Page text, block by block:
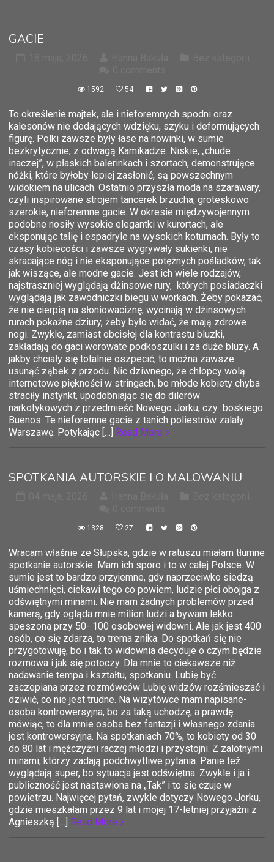
GACIE
1592 54
To określenie majtek, ale i nieforemnych spodni oraz
kalesonów nie dodających wdzięku, szyku i deformujących
figurę. Polki zawsze były łase na nowinki, w sumie
bezkrytycznie, z odwagą Kamikadze. Niskie, „chude
inaczej”, w płaskich balerinkach i szortach, demonstrujące
nóżki, które byłoby lepiej zasłonić, są powszechnym
widokiem na ulicach. Ostatnio przyszła moda na szarawary,
czyli inspirowane strojem tancerek brzucha, groteskowo
szerokie, nieforemne gacie. W okresie międzywojennym
podobne nosiły wysokie elegantki w kurortach, ale
eksponując talię i espadryle na wysokich koturnach. Były to
czasy kobiecości i zawsze wygrywały sukienki, nie
skracające nóg i nie eksponujące potężnych pośladków, tak
jak wiszące, ale modne gacie. Jest ich wiele rodzajów,
najstraszniej wyglądają dżinsowe rury, których posiadaczki
wyglądają jak zawodniczki biegu w workach. Żeby pokazać,
że nie cierpią na słoniowaciznę, wycinają w dżinsowych
rurach pokaźne dziury, żeby było widać, że mają zdrowe
nogi. Zwykle, zamiast obcisłej dla kontrastu bluzki,
zakładają do gaci worowate podkoszulki i za duże bluzy. A
jakby chciały się totalnie oszpecić, to można zawsze
usunąć ząbek z przodu. Nic dziwnego, że chłopcy wolą
internetowe piękności w stringach, bo młode kobiety chyba
straciły instynkt, upodobniając się do dilerów
narkotykowych z przedmieść Nowego Jorku, czy boskiego
Buenos. Te nieforemne gacie z tanich poliestrów zalały
Warszawę. Potykając […] Read More
SPOTKANIA AUTORSKIE I O MALOWANIU
1328 27
Wracam właśnie ze Słupska, gdzie w ratuszu miałam tłumne
spotkanie autorskie. Mam ich sporo i to w całej Polsce. W
sumie jest to bardzo przyjemne, gdy naprzeciwko siedzą
uśmiechnięci, ciekawi tego co powiem, ludzie płci obojga z
odświętnymi minami. Nie mam żadnych problemów przed
kamerą, gdy ogląda mnie milion ludzi a bywam lekko
speszona przy 50- 100 osobowej widowni. Ale jak jest 400
osób, co się zdarza, to trema znika. Do spotkań się nie
przygotowuję, bo i tak to widownia decyduje o czym będzie
rozmowa i jak się potoczy. Dla mnie to ciekawsze niż
nadawanie tempa i kształtu, spotkaniu. Lubię być
zaczepiana przez rozmówców Lubię widzów rozśmieszać i
dziwić, co nie jest trudne. Na wizytówce mam napisane-
osoba kontrowersyjna, bo za taką uchodzę, a prawdę
mówiąc, to dla mnie osoba bez fantazji i własnego zdania
jest kontrowersyjna. Na spotkaniach 70%, to kobiety od 30
do 80 lat i mężczyźni raczej młodzi i przystojni. Z zalotnymi
minami, którzy zadają podchwytliwe pytania. Panie też
wyglądają super, bo sytuacja jest odświętna. Zwykle i ja i
publiczność jest nastawiona na „Tak” i to się czuje w
powietrzu. Najwięcej pytań, zwykle dotyczy Nowego Jorku,
gdzie mieszkałam przez 9 lat i mojej 17-letniej przyjaźni z
Agnieszką […] Read More